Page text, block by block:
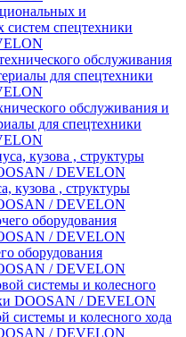
и
систем спецтехники
обслуживания и
для спецтехники
кузова , структуры
/ DEVELON
оборудования
/ DEVELON
системы и колесного хода
/ DEVELON